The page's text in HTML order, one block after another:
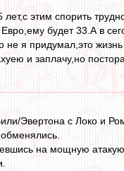
этим спорить
будет 33.А в
я придумал,это жизнь
и заплачу,но
Эвертона с Локо и
на мощную